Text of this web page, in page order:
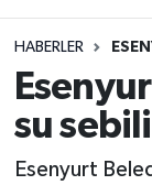
HABERLER
su sebili
Esenyurt
İSTANBUL
DÜNYA
Trafik
Süper Lig